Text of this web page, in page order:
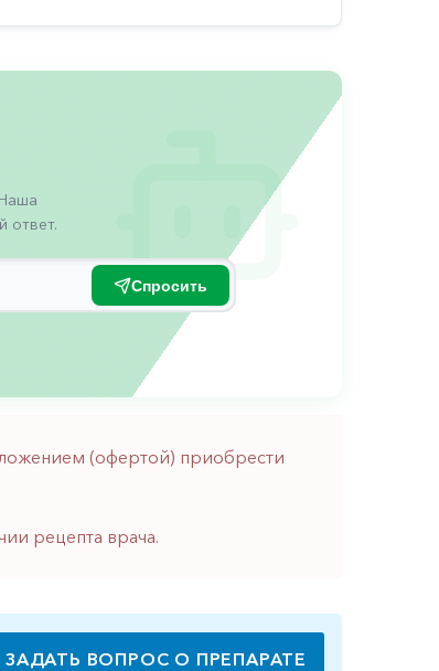
ответ.
Спросить
(офертой) приобрести
рецепта врача.
ЗАДАТЬ ВОПРОС О ПРЕПАРАТЕ